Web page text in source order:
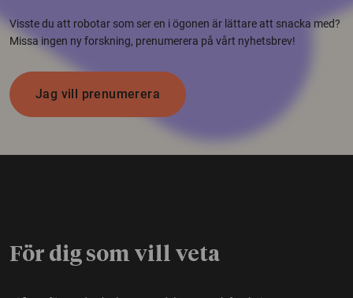
Visste du att robotar som ser en i ögonen är lättare att snacka med?
Missa ingen ny forskning, prenumerera på vårt nyhetsbrev!
Jag vill prenumerera
För dig som vill veta